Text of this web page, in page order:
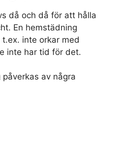
då och då för att hålla
En hemstädning
inte orkar med
inte har tid för det.
av några